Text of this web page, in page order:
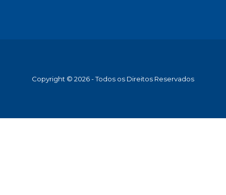
Copyright © 2026 - Todos os Direitos Reservados